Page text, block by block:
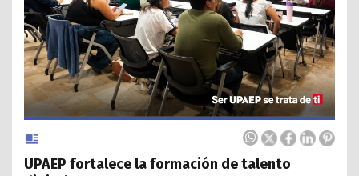
UPAEP fortalece la formación de talento